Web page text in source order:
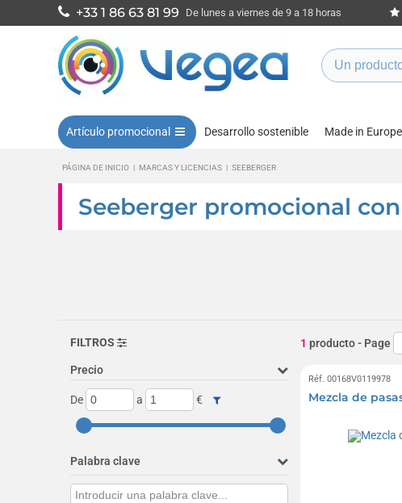
+33 1 86 63 81 99 De lunes a viernes de 9 a 18 horas
Artículo promocional Desarrollo sostenible Made in Europe
PÁGINA DE INICIO | MARCAS Y LICENCIAS | SEEBERGER
Seeberger promocional
FILTROS
Precio
De a €
Palabra clave
1 producto- Page
Réf. 00168V0119978
Mezcla de